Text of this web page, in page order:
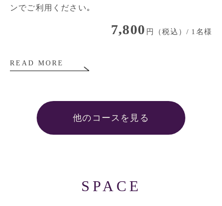
ンでご利用ください｡
7,800 円（税込）/ 1名様
READ MORE
他のコースを見る
SPACE